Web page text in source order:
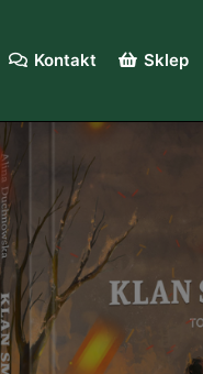
Kontakt Sklep